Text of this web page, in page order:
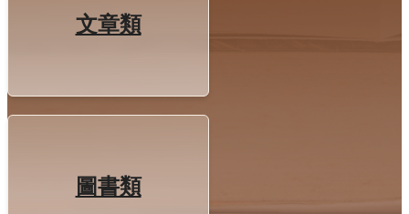
文章類
圖書類